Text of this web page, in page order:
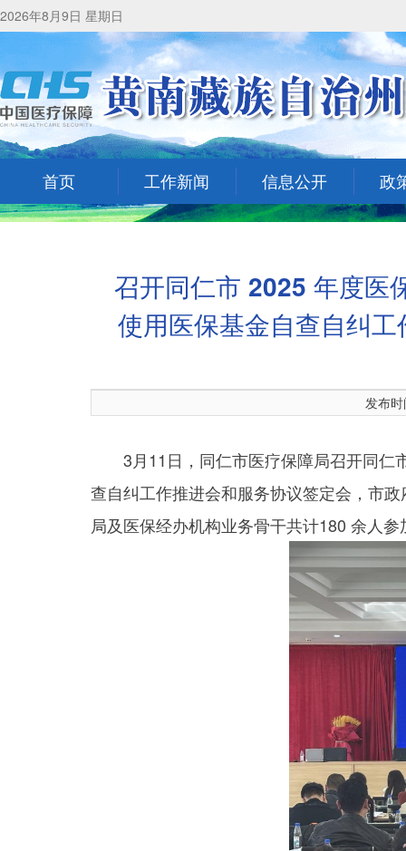
2026年8月9日 星期日
首页 工作新闻 信息公开 政
召开同仁市 2025 年度医
使用医保基金自查自纠
发布
3月11日，同仁市医疗保障局召开同仁
查自纠工作推进会和服务协议签定会，市
局及医保经办机构业务骨干共计180 余人参